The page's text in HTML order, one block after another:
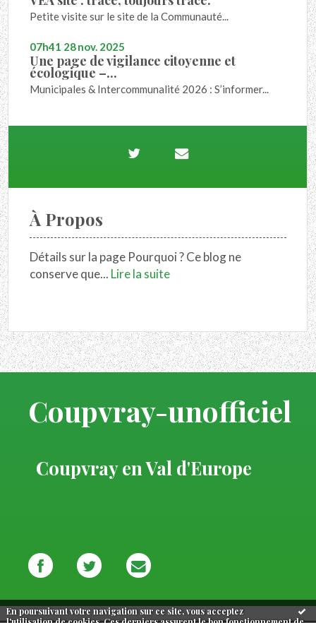
En poursuivant votre navigation sur ce site, vous acceptez
Petite visite sur le site de la Communauté...
07h41 28nov. 2025
Une page de vigilance citoyenne et
écologique –...
Municipales & Intercommunalité 2026 : S’informer...
À Propos
Détails sur la page Pourquoi ? Ce blog ne
conserve que... Lire la suite
Coupvray-unofficiel
Coupvray en Val d'Europe